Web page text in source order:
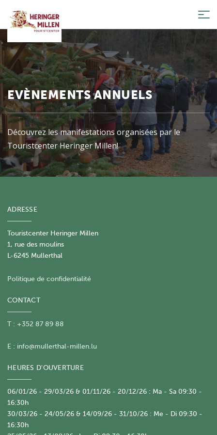
EVÈNEMENTS ANNUELS
Découvrez les manifestations organisées par le
Touristcenter Heringer Millen!
ADRESSE
Touristcenter Heringer Millen
1, rue des moulins
L-6245 Mullerthal
Politique de confidentialité
CONTACT
T : +352 87 89 88
E : info@mullerthal-millen.lu
HEURES D'OUVERTURE
06/01/26 - 29/03/26 & 01/11/26 - 20/12/26 : Ma - Sa 09:30 -
16:30h
30/03/26 - 24/05/26 & 14/09/26 - 31/10/26 : Me - Di 09:30 -
16:30h